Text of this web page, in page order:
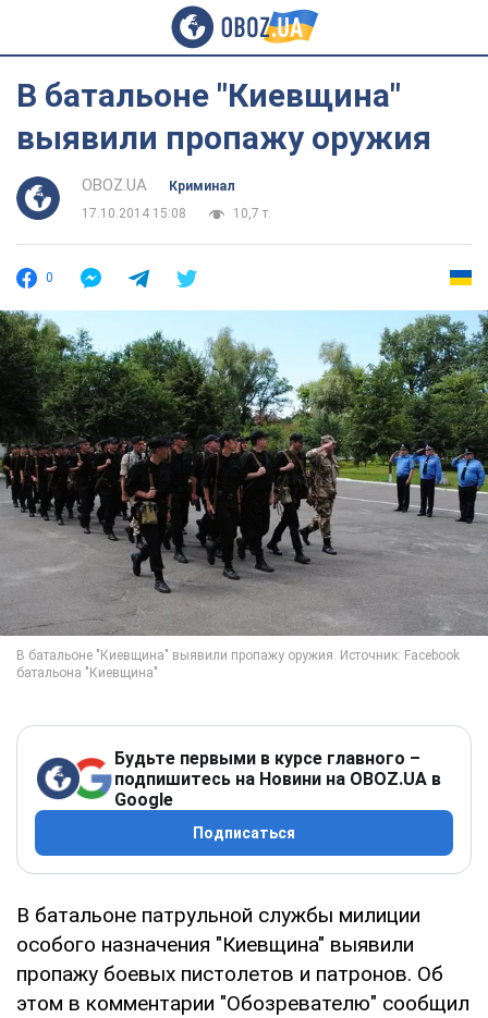
В батальоне "Киевщина"
выявили пропажу оружия
OBOZ.UA
Криминал
17.10.2014 15:08
10,7 т.
0
Будьте первыми в курсе главного –
подпишитесь на Новини на OBOZ.UA в
Google
Подписаться
В батальоне патрульной службы милиции
особого назначения "Киевщина" выявили
пропажу боевых пистолетов и патронов. Об
этом в комментарии "Обозревателю" сообщил